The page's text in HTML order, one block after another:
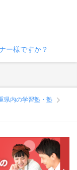
ー様ですか？
県内の学習塾・塾